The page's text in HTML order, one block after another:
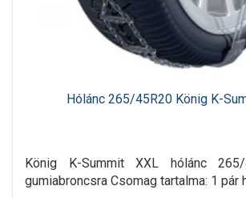
Hólánc 265/45R20 König K-
König K-Summit XXL hólánc
gumiabroncsra Csomag tartalma: 1 pár